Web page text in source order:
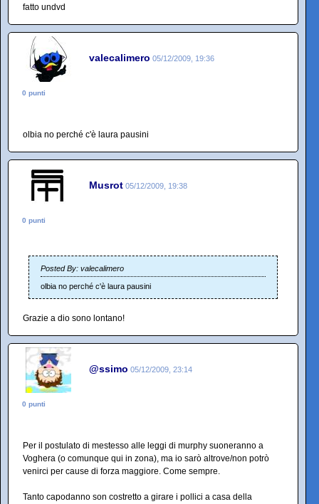
fatto undvd
valecalimero 05/12/2009, 19:36
0 punti
olbia no perché c'è laura pausini
Musrot 05/12/2009, 19:38
0 punti
Posted By: valecalimero
olbia no perché c'è laura pausini
Grazie a dio sono lontano!
@ssimo 05/12/2009, 23:14
0 punti
Per il postulato di mestesso alle leggi di murphy suoneranno a
Voghera (o comunque qui in zona), ma io sarò altrove/non potrò
venirci per cause di forza maggiore. Come sempre.
Tanto capodanno son costretto a girare i pollici a casa della